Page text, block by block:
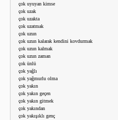
çok uyuyan kimse
çok uzak
çok uzakta
çok uzatmak
çok uzun
çok uzun kalarak kendini kovdurmak
çok uzun kalmak
çok uzun zaman
çok ünlü
çok yağlı
çok yağmurlu olma
çok yakın
çok yakın geçen
çok yakın gitmek
çok yakından
çok yakışıklı genç